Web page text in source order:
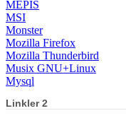
MEPIS
MSI
Monster
Mozilla Firefox
Mozilla Thunderbird
Musix GNU+Linux
Mysql
Linkler 2